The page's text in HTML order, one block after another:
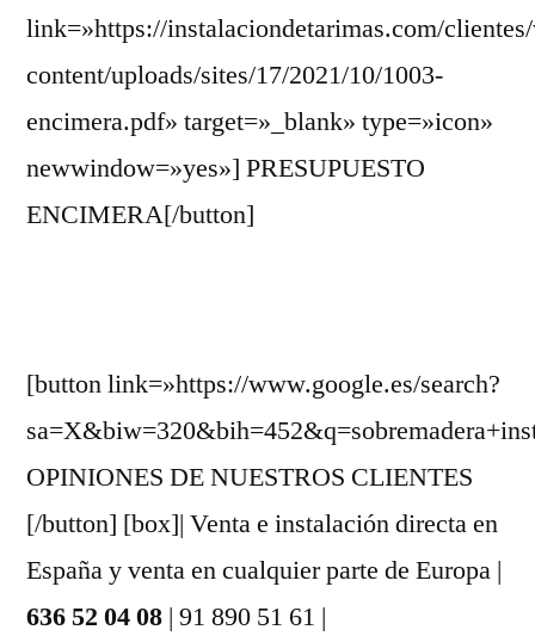
link=»https://instalaciondetarimas.com/
content/uploads/sites/17/2021/10/1003-
encimera.pdf» target=»_blank» type=»icon»
newwindow=»yes»] PRESUPUESTO
ENCIMERA[/button]
[button link=»https://www.google.es/search?
OPINIONES DE NUESTROS CLIENTES
[/button] [box]| Venta e instalación directa en
España y venta en cualquier parte de Europa |
636 52 04 08 | 91 890 51 61 |